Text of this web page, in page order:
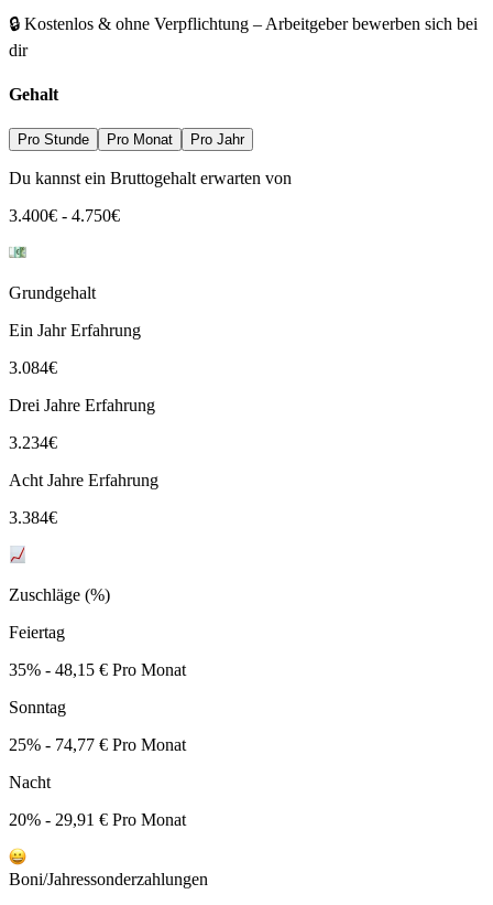
🔒 Kostenlos & ohne Verpflichtung – Arbeitgeber bewerben sich bei
dir
Gehalt
Pro Stunde Pro Monat Pro Jahr
Du kannst ein Bruttogehalt erwarten von
3.400€ - 4.750€
Grundgehalt
Ein Jahr Erfahrung
3.084€
Drei Jahre Erfahrung
3.234€
Acht Jahre Erfahrung
3.384€
Zuschläge (%)
Feiertag
35% - 48,15 € Pro Monat
Sonntag
25% - 74,77 € Pro Monat
Nacht
20% - 29,91 € Pro Monat
Boni/Jahressonderzahlungen